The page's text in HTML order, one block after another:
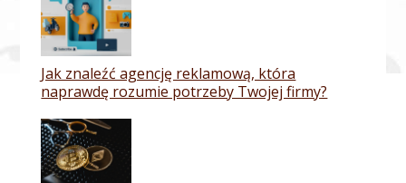
Jak znaleźć agencję reklamową, która
naprawdę rozumie potrzeby Twojej firmy?